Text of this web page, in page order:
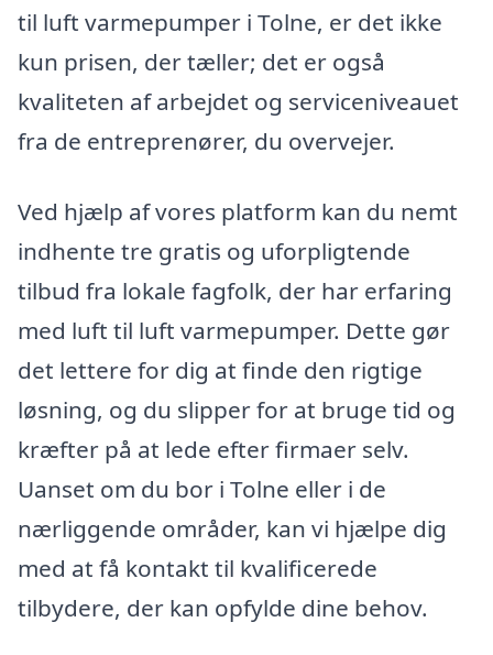
til luft varmepumper i Tolne, er det ikke
kun prisen, der tæller; det er også
kvaliteten af arbejdet og serviceniveauet
fra de entreprenører, du overvejer.
Ved hjælp af vores platform kan du nemt
indhente tre gratis og uforpligtende
tilbud fra lokale fagfolk, der har erfaring
med luft til luft varmepumper. Dette gør
det lettere for dig at finde den rigtige
løsning, og du slipper for at bruge tid og
kræfter på at lede efter firmaer selv.
Uanset om du bor i Tolne eller i de
nærliggende områder, kan vi hjælpe dig
med at få kontakt til kvalificerede
tilbydere, der kan opfylde dine behov.